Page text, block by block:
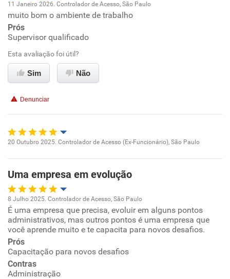
Recomenda a diretoria
Oportunidade de promoção
Ambiente de trabalho
Conciliação com a vida familiar
Recomenda a diretoria
11 Janeiro 2026. Controlador de Acesso, São Paulo
muito bom o ambiente de trabalho
Prós
Supervisor qualificado
Esta avaliação foi útil?
Sim Não
Denunciar
Ambiente de trabalho
Conciliação com a vida familiar
Benefícios
Recomenda esta empresa
Recomenda a diretoria
20 Outubro 2025. Controlador de Acesso (Ex-Funcionário), São Paulo
Uma empresa em evolução
Oportunidade de promoção
Ambiente de trabalho
Conciliação com a vida familiar
8 Julho 2025. Controlador de Acesso, São Paulo
É uma empresa que precisa, evoluir em alguns pontos
administrativos, mas outros pontos é uma empresa que
você aprende muito e te capacita para novos desafios.
Prós
Capacitação para novos desafios
Contras
Administração